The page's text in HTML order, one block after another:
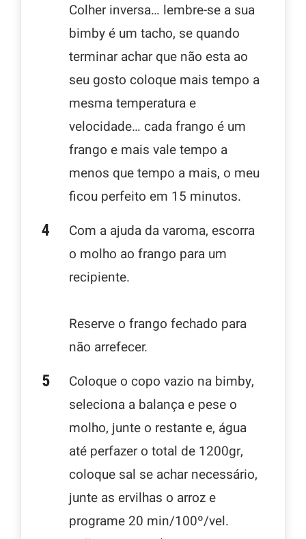
Colher inversa… lembre-se a sua
bimby é um tacho, se quando
terminar achar que não esta ao
seu gosto coloque mais tempo a
mesma temperatura e
velocidade… cada frango é um
frango e mais vale tempo a
menos que tempo a mais, o meu
ficou perfeito em 15 minutos.
Com a ajuda da varoma, escorra
o molho ao frango para um
recipiente.
Reserve o frango fechado para
não arrefecer.
Coloque o copo vazio na bimby,
seleciona a balança e pese o
molho, junte o restante e, água
até perfazer o total de 1200gr,
coloque sal se achar necessário,
junte as ervilhas o arroz e
programe 20 min/100º/vel.